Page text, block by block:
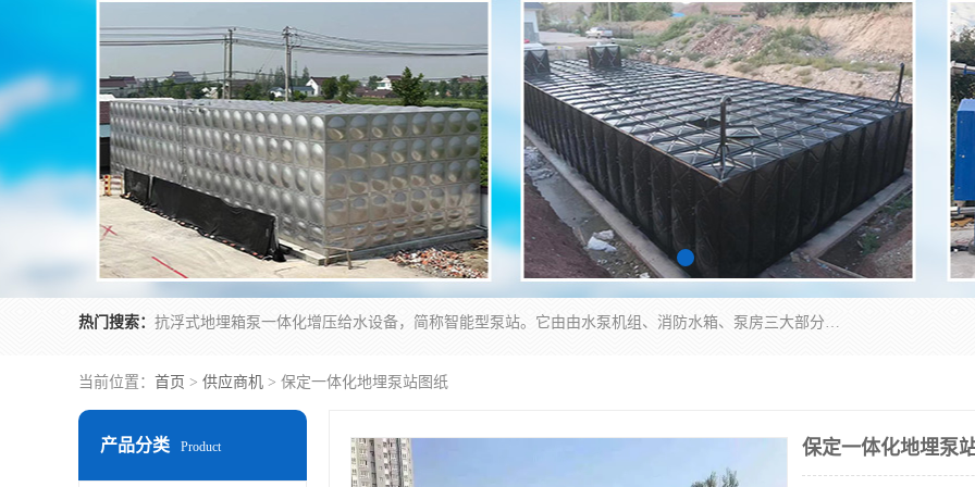
热门搜索： 抗浮式地埋箱泵一体化增压给水设备，简称智能型泵站。它由由水泵机组、消防水箱、泵房三大部分组成，其抗浮效果好，因为设计时通过将底板与箱体联在一起，箱体重量抵消了地下水浮力。系统维护好，内部拉筋、泵站、管道，喷淋等各部运行正堂，无一损坏；结构更牢固。
当前位置： 首页 > 供应商机 > 保定一体化地埋泵站图纸
产品分类 Product 保定一体化地埋泵